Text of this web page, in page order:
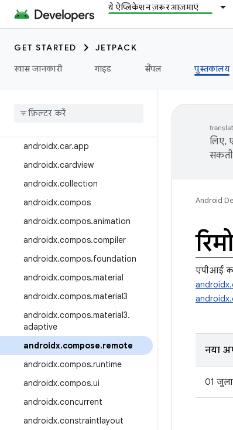
ये ऐप्लिकेशन ज़रूर आज़माएं
GET STARTED
JETPACK
खास जानकारी
गाइड सैंपल पुस्तकालय
androidx.ब्राउज़र
ationquery
androidx.camera
androidx.car.app
androidx.cardview
androidx.collection
androidx.compos
androidx.compos.animation
androidx.compos.compiler
androidx.compos.foundation
androidx.compos.material
androidx.compos.material3
androidx.compos.material3.
adaptive
androidx.compose.remote
androidx.compos.runtime
androidx.compos.ui
androidx.concurrent
androidx.constraintlayout
लिए,
Android
एपीआई
नया
01